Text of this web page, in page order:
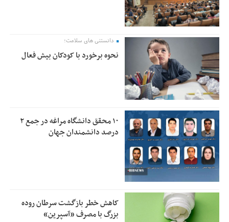
دانستنی های سلامت؛
نحوه برخورد با کودکان بیش فعال
۱۰ محقق دانشگاه مراغه در جمع ۲
درصد دانشمندان جهان
کاهش خطر بازگشت سرطان روده
بزرگ با مصرف «آسپرین»